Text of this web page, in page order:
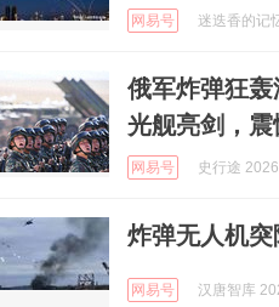
网易号 迷迭香的记
俄军炸弹狂
光舰亮剑，震
网易号 史行途
炸弹无人机突
网易号 汉唐智库